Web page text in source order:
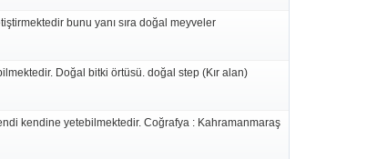
bunu yanı sıra doğal meyveler
Doğal bitki örtüsü. doğal step (Kır alan)
kendine yetebilmektedir. Coğrafya : Kahramanmaraş